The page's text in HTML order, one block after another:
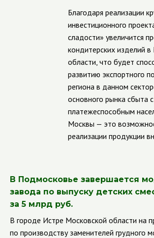
Благодаря реализации
инвестиционного
сладости» увеличится
кондитерских изделий
области, что будет
развитию экспортного
региона в данном
основного рынка сбыта
платежеспособным
Москвы — это
реализации продукции
В Подмосковье завершается
завода по выпуску детских
за 5 млрд руб.
В городе Истре Московской области на
по производству заменителей грудного